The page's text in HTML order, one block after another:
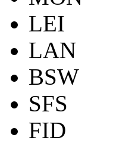
LEI
LAN
BSW
SFS
FID